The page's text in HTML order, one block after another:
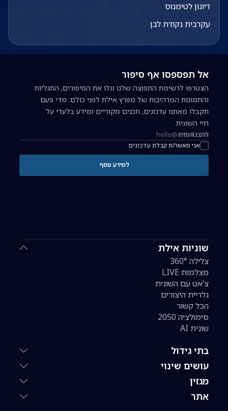
דיונון לטימנוס
עקרבית נקודת לבן
שוניות אילת
צלילה 360°
מצלמות LIVE
צ'אט עם השונית
גלריית היצורים
הכל קשור
סימולציה 2050
שונית AI
בתי גידול
עושים שינוי
מגזין
אתר
אל תפספסו אף סיפור
הצטרפו לרשימת התפוצה שלנו וגלו את הסיפורים, התגליות
והתמונות המרהיבות של מפרץ אילת לפני כולם. מדי פעם
תקבלו מאתנו עדכונים, תכנים מקוריים ומידע בלעדי על
חיי השונית.
כתובת אימייל להרשמה לניוזלטר
אני מאשר/ת קבלת עדכונים
להצטרפות
למידע נוסף